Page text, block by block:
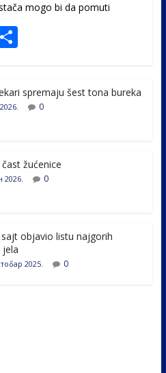
mogo bi da pomuti
er
S
espremaju šest tona bureka
0
žućenice
2026. 0
sajt objavio listu najgorih
jela
2025. 0